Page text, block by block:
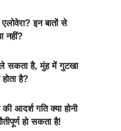
इन बातों से
नहीं?
सकता है, मुंह में गुटखा
है?
आदर्श गति क्या होनी
हो सकता है!